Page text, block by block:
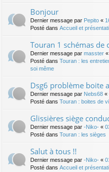
Bonjour
Dernier message par Pepito «
Posté dans Accueil et
Touran 1 schémas de
Dernier message par masster «
Posté dans Touran : les
soi même
Dsg6 problème boite
Dernier message par Nebs68 «
Posté dans Touran : boites de
Glissières siège
Dernier message par -Niko- «
Posté dans Touran : les sièges
Salut à tous !!
Dernier message par -Niko- «
Posté dans Accueil et